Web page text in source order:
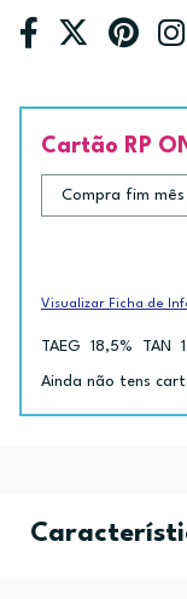
Cartão RP
Visualizar Ficha de
TAEG 18,5% TAN
Ainda não tens